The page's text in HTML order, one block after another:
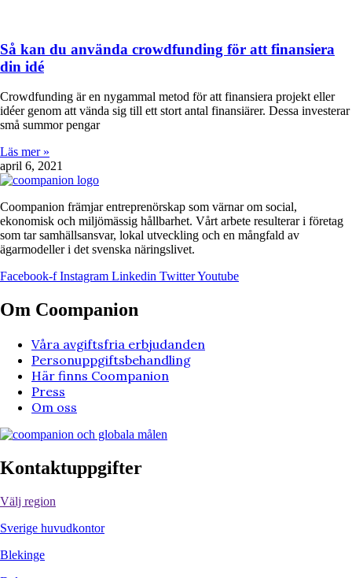
Så kan du använda crowdfunding för att finansiera
din idé
Crowdfunding är en nygammal metod för att finansiera projekt eller
idéer genom att vända sig till ett stort antal finansiärer. Dessa investerar
små summor pengar
Läs mer »
april 6, 2021
Coompanion främjar entreprenörskap som värnar om social,
ekonomisk och miljömässig hållbarhet. Vårt arbete resulterar i företag
som tar samhällsansvar, lokal utveckling och en mångfald av
ägarmodeller i det svenska näringslivet.
Facebook-f Instagram Linkedin TwitterYoutube
Om Coompanion
Våra avgiftsfria erbjudanden
Personuppgiftsbehandling
Här finns Coompanion
Press
Om oss
Kontaktuppgifter
Välj region
Sverige huvudkontor
Blekinge